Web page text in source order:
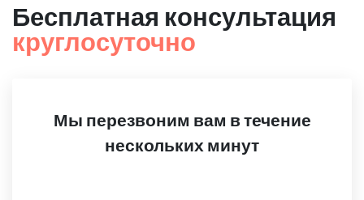
Бесплатная консультация
круглосуточно
Мы перезвоним вам в течение
нескольких минут